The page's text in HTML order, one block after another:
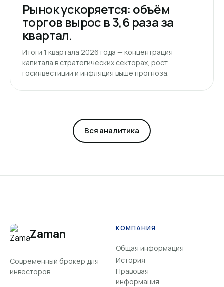
Рынок ускоряется: объём
торгов вырос в 3,6 раза за
квартал.
Итоги 1 квартала 2026 года — концентрация
капитала в стратегических секторах, рост
госинвестиций и инфляция выше прогноза.
Вся аналитика
Zaman
Современный брокер для
инвесторов.
КОМПАНИЯ
Общая информация
История
Правовая
информация